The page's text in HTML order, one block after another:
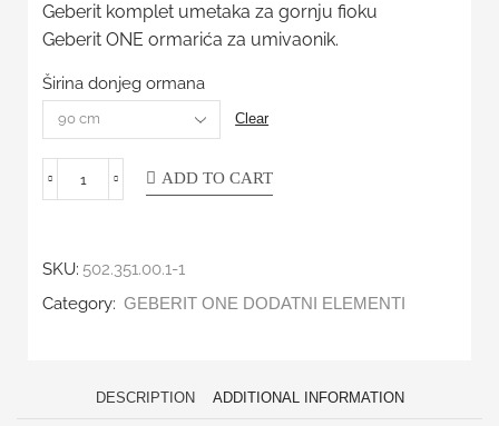
Geberit komplet umetaka za gornju fioku
Geberit ONE ormarića za umivaonik.
Širina donjeg ormana
Clear
ADD TO CART
SKU: 502.351.00.1-1
Category: GEBERIT ONE DODATNI ELEMENTI
DESCRIPTION ADDITIONAL INFORMATION